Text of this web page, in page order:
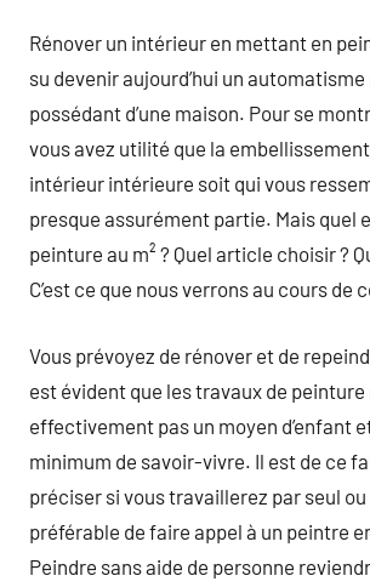
Rénover un intérieur en mettant en
su devenir aujourd’hui un
possédant d’une maison. Pour se
vous avez utilité que la
intérieur intérieure soit qui vous
presque assurément partie. Mais quel
peinture au m² ? Quel article choisir ?
C’est ce que nous verrons au cours de
Vous prévoyez de rénover et de
est évident que les travaux de peinture
effectivement pas un moyen d’enfant
minimum de savoir-vivre. Il est de ce
préciser si vous travaillerez par seul ou
préférable de faire appel à un peintre
Peindre sans aide de personne